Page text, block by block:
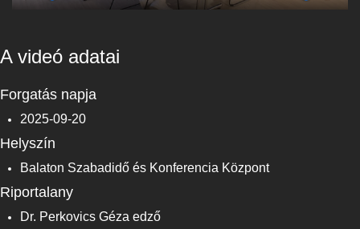
Play Mute
Enter
A videó adatai
Forgatás napja
2025-09-20
Helyszín
Balaton Szabadidő és Konferencia Központ
Riportalany
Dr. Perkovics Géza edző